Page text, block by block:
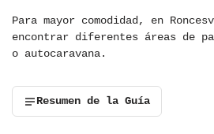
Para mayor comodidad, en
encontrar diferentes áreas de
o autocaravana.
Resumen de la Guía